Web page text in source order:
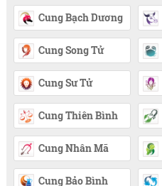
Cung Bạch Dương
Cung Song Tử
Cung Sư Tử
Cung Thiên Bình
Cung Nhân Mã
Cung Bảo Bình